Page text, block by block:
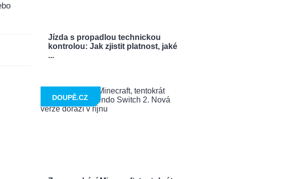
Jízda s propadlou technickou
kontrolou: Jak zjistit platnost, jaké
...
DOUPĚ.CZ